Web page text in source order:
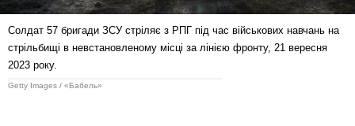
Солдат 57 бригади ЗСУ стріляє з РПГ під час військових навчань на
стрільбищі в невстановленому місці за лінією фронту, 21 вересня
2023 року.
Getty Images / «Бабель»